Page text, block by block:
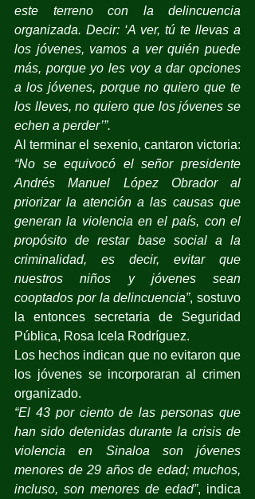
este terreno con la delincuencia
organizada. Decir: ‘A ver, tú te llevas a
los jóvenes, vamos a ver quién puede
más, porque yo les voy a dar opciones
a los jóvenes, porque no quiero que te
los lleves, no quiero que los jóvenes se
echen a perder’”.
“No se equivocó el señor presidente
Andrés Manuel López Obrador al
priorizar la atención a las causas que
generan la violencia en el país, con el
propósito de restar base social a la
criminalidad, es decir, evitar que
nuestros niños y jóvenes sean
cooptados por la delincuencia”, sostuvo
la entonces secretaria de Seguridad
Pública, Rosa Icela Rodríguez.
Los hechos indican que no evitaron que
los jóvenes se incorporaran al crimen
organizado.
“El 43 por ciento de las personas que
han sido detenidas durante la crisis de
violencia en Sinaloa son jóvenes
menores de 29 años de edad; muchos,
incluso, son menores de edad”, indica